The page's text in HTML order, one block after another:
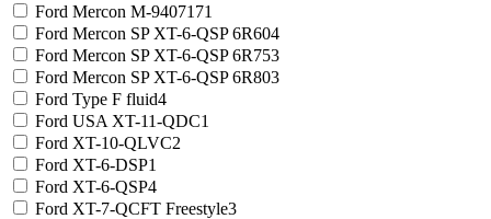
Ford Mercon M-9407171
Ford Mercon SP XT-6-QSP 6R604
Ford Mercon SP XT-6-QSP 6R753
Ford Mercon SP XT-6-QSP 6R803
Ford Type F fluid4
Ford USA XT-11-QDC1
Ford XT-10-QLVC2
Ford XT-6-DSP1
Ford XT-6-QSP4
Ford XT-7-QCFT Freestyle3